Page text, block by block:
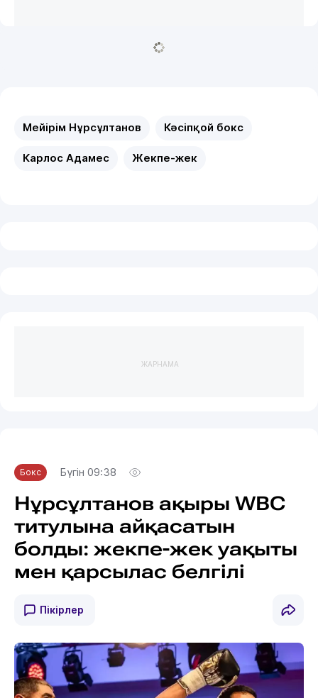
Мейірім Нұрсұлтанов Кәсіпқой бокс
Карлос Адамес Жекпе-жек
ЖАРНАМА
Бокс Бүгін 09:38
Нұрсұлтанов ақыры WBC
титулына айқасатын
болды: жекпе-жек уақыты
мен қарсылас белгілі
Пікірлер